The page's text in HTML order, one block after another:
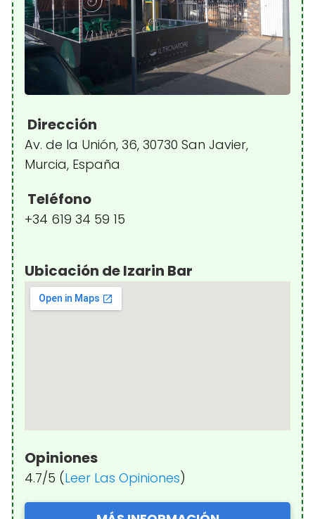
Dirección
Av. de la Unión, 36, 30730 San Javier,
Murcia, España
Teléfono
+34 619 34 59 15
Ubicación de Izarin Bar
Opiniones
4.7/5 (Leer Las Opiniones)